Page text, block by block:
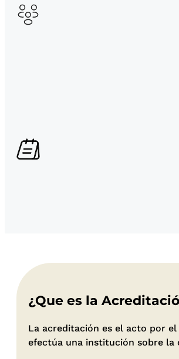
¿Que es la
La acreditación es el acto por
efectúa una institución sobre la